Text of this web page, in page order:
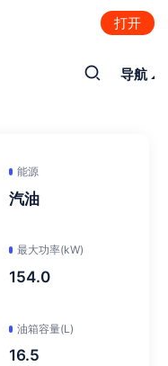
打开
导航
能源
汽油
最大功率(kW)
154.0
油箱容量(L)
16.5